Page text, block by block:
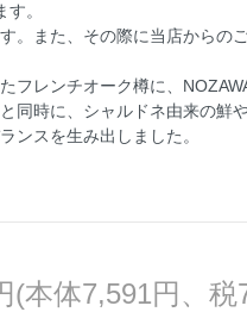
。
また、その際に当店からの
レンチオーク樽に、
時に、シャルドネ由来の鮮
ンスを生み出しました。
(本体7,591円、税